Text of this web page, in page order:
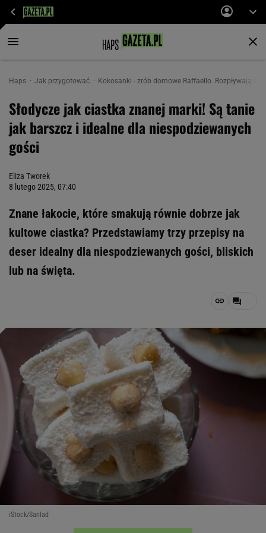
Haps Jak przygotować Kokosanki - zrób domowe Raffaello. Rozpływają
Słodycze jak ciastka znanej marki! Są tanie
jak barszcz i idealne dla niespodziewanych
gości
Eliza Tworek
8 lutego 2025, 07:40
Znane łakocie, które smakują równie dobrze jak
kultowe ciastka? Przedstawiamy trzy przepisy na
deser idealny dla niespodziewanych gości, bliskich
lub na święta.
iStock/Sanlad